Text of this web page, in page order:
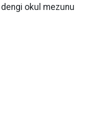
okul mezunu